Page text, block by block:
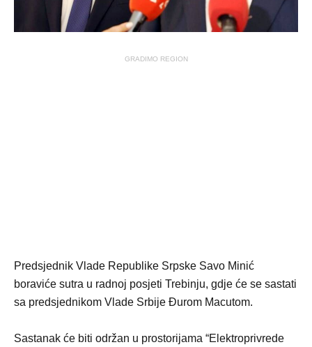
GRADIMO REGION
Predsjednik Vlade Republike Srpske Savo Minić
boraviće sutra u radnoj posjeti Trebinju, gdje će se sastati
sa predsjednikom Vlade Srbije Đurom Macutom.
Sastanak će biti održan u prostorijama “Elektroprivrede